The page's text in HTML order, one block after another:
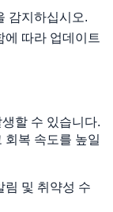
감지하십시오.
에 따라 업데이트
할 수 있습니다.
회복 속도를 높일
림 및 취약성 수